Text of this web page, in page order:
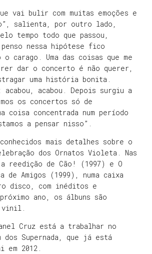
vai bulir com muitas emoções e
salienta, por outro lado,
tempo todo que passou,
penso nessa hipótese fico
o carago. Uma das coisas que me
dar o concerto é não querer,
uma história bonita.
acabou, acabou. Depois surgiu a
os concertos só de
coisa concentrada num período
a pensar nisso”.
mais detalhes sobre o
dos Ornatos Violeta. Nas
reedição de Cão! (1997) e O
de Amigos (1999), numa caixa
disco, com inéditos e
ano, os álbuns são
vinil.
Cruz está a trabalhar no
dos Supernada, que já está
em 2012.